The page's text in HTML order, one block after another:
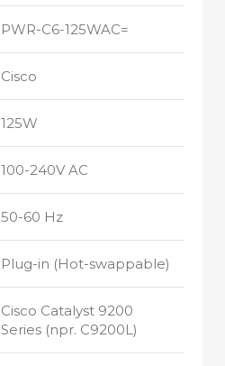
PWR-C6-125WAC=
Cisco
125W
100-240V AC
50-60 Hz
Plug-in (Hot-swappable)
Cisco Catalyst 9200
Series (npr. C9200L)